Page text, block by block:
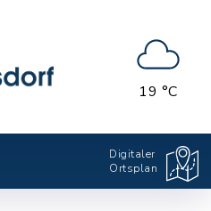
19 °C
Digitaler
Ortsplan